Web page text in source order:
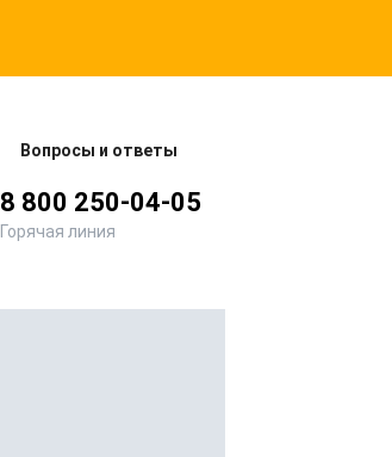
Вопросы и ответы
8 800 250-04-05
Горячая линия